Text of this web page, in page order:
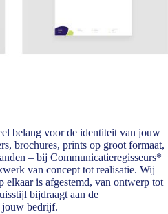
belang voor de identiteit van jouw
brochures, prints op groot formaat,
– bij Communicatieregisseurs*
van concept tot realisatie. Wij
elkaar is afgestemd, van ontwerp tot
bijdraagt aan de
jouw bedrijf.